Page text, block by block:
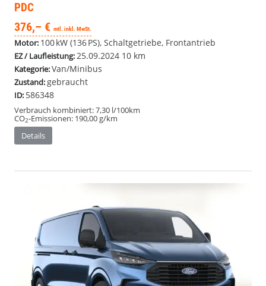
PDC
376,– € mtl. inkl. MwSt.
Motor: 100 kW (136 PS), Schaltgetriebe, Frontantrieb
EZ / Laufleistung:25.09.2024 10 km
Kategorie:Van/Minibus
Zustand:gebraucht
ID: 586348
Verbrauch kombiniert:7,30 l/100km
CO2-Emissionen: 190,00 g/km
Details